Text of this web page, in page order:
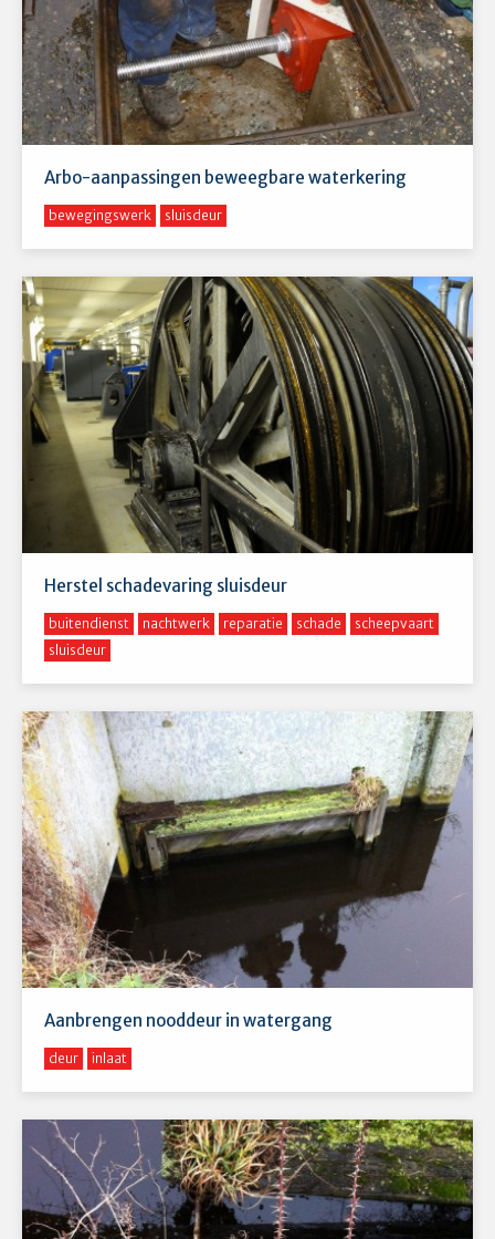
Arbo-aanpassingen beweegbare waterkering
bewegingswerk sluisdeur
Herstel schadevaring sluisdeur
buitendienst nachtwerk reparatie schade
scheepvaart
sluisdeur
Aanbrengen nooddeur in watergang
deur inlaat